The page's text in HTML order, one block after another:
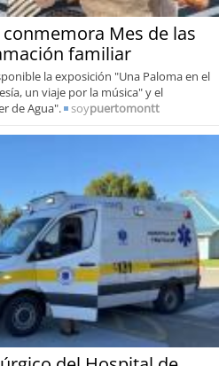
Mes de las
familiar
la exposición "Una Paloma en el
un viaje por la música" y el
de Agua".
soypuertomontt